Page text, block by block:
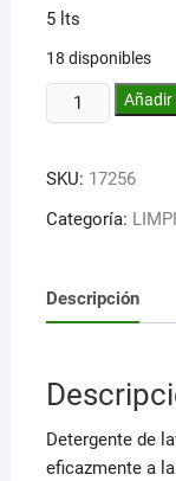
5 lts
18 disponibles
FREGASUELOS
BIOALCOHOL
VAINILLA
cantidad
SKU: 17256
Categoría:
Descripción
Detergente de
eficazmente a